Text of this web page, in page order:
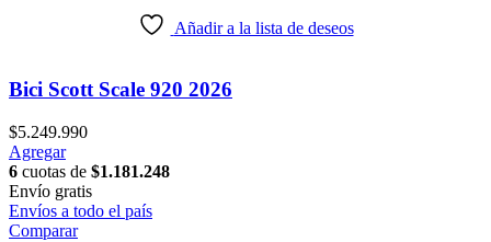
elegir
la
página
de
producto
Añadir a la lista de deseos
Bici Scott Scale 920 2026
$5.249.990
AgregarEste
producto
tiene
múltiples
variantes.
6 cuotas de $1.181.248
Envío gratis
Envíos a todo el país
Comparar